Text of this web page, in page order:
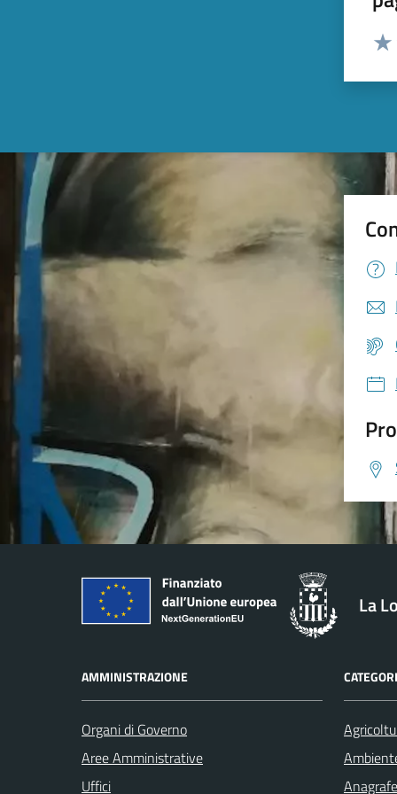
La
AMMINISTRAZIONE
Organi di Governo
Aree Amministrative
Uffici